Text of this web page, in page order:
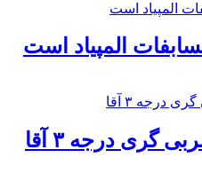
المپیاد است
گری درجه ۳ آقا